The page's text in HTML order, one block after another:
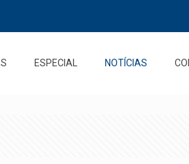
ESPECIAL NOTÍCIAS